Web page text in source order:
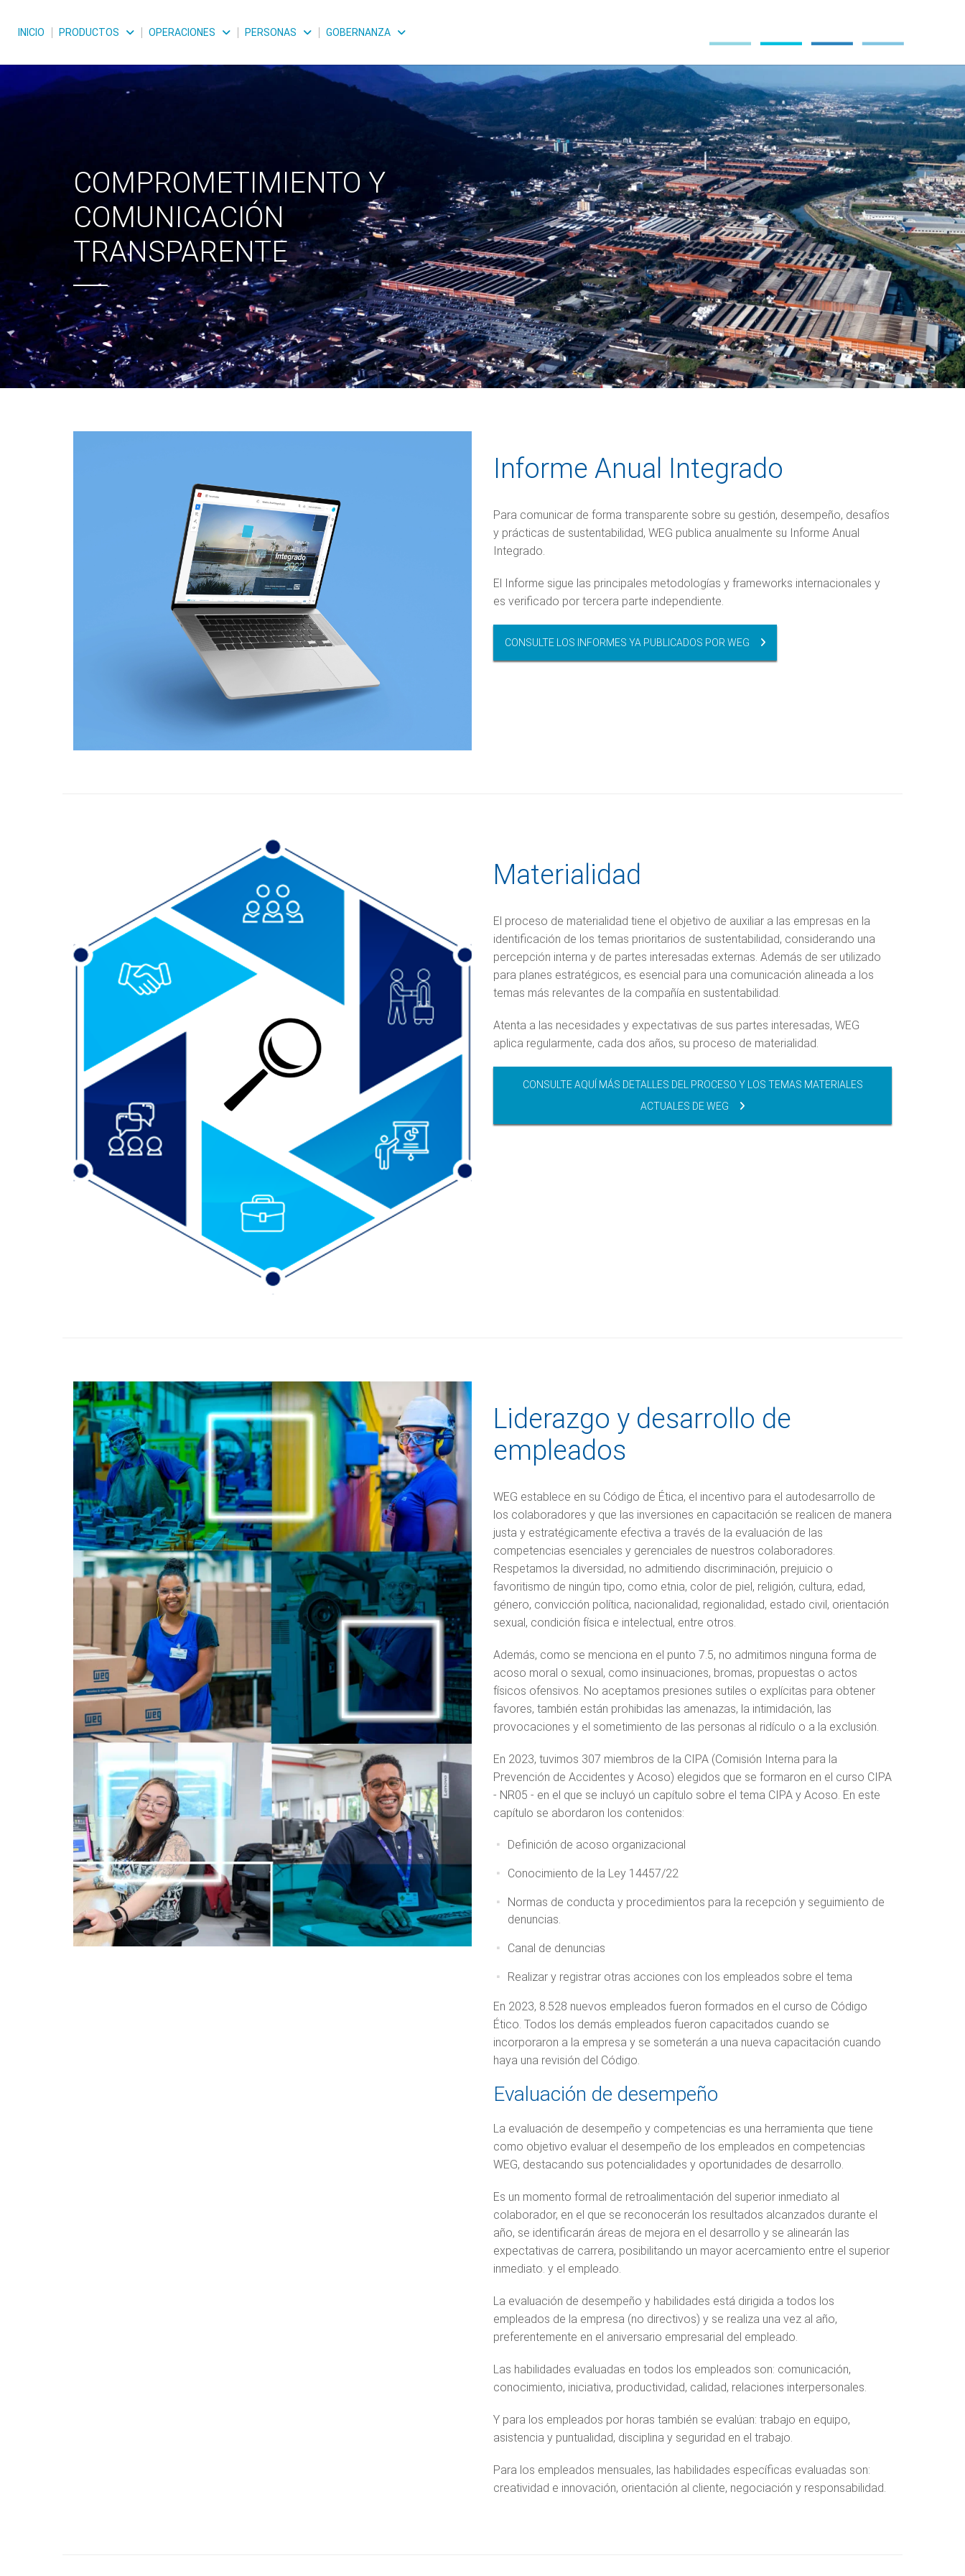
INICIO PRODUCTOS OPERACIONES PERSONAS GOBERNANZA
COMPROMETIMIENTO Y
COMUNICACIÓN
TRANSPARENTE
Informe Anual Integrado
Para comunicar de forma transparente sobre su gestión, desempeño, desafíos
y prácticas de sustentabilidad, WEG publica anualmente su Informe Anual
Integrado.
El Informe sigue las principales metodologías y frameworks internacionales y
es verificado por tercera parte independiente.
CONSULTE LOS INFORMES YA PUBLICADOS POR WEG
Materialidad
El proceso de materialidad tiene el objetivo de auxiliar a las empresas en la
identificación de los temas prioritarios de sustentabilidad, considerando una
percepción interna y de partes interesadas externas. Además de ser utilizado
para planes estratégicos, es esencial para una comunicación alineada a los
temas más relevantes de la compañía en sustentabilidad.
Atenta a las necesidades y expectativas de sus partes interesadas, WEG
aplica regularmente, cada dos años, su proceso de materialidad.
CONSULTE AQUÍ MÁS DETALLES DEL PROCESO Y LOS TEMAS MATERIALES
ACTUALES DE WEG
Liderazgo y desarrollo de
empleados
WEG establece en su Código de Ética, el incentivo para el autodesarrollo de
los colaboradores y que las inversiones en capacitación se realicen de manera
justa y estratégicamente efectiva a través de la evaluación de las
competencias esenciales y gerenciales de nuestros colaboradores.
Respetamos la diversidad, no admitiendo discriminación, prejuicio o
favoritismo de ningún tipo, como etnia, color de piel, religión, cultura, edad,
género, convicción política, nacionalidad, regionalidad, estado civil, orientación
sexual, condición física e intelectual, entre otros.
Además, como se menciona en el punto 7.5, no admitimos ninguna forma de
acoso moral o sexual, como insinuaciones, bromas, propuestas o actos
físicos ofensivos. No aceptamos presiones sutiles o explícitas para obtener
favores, también están prohibidas las amenazas, la intimidación, las
provocaciones y el sometimiento de las personas al ridículo o a la exclusión.
En 2023, tuvimos 307 miembros de la CIPA (Comisión Interna para la
Prevención de Accidentes y Acoso) elegidos que se formaron en el curso CIPA
- NR05 - en el que se incluyó un capítulo sobre el tema CIPA y Acoso. En este
capítulo se abordaron los contenidos:
Definición de acoso organizacional
Conocimiento de la Ley 14457/22
Normas de conducta y procedimientos para la recepción y seguimiento de
denuncias.
Canal de denuncias
Realizar y registrar otras acciones con los empleados sobre el tema
En 2023, 8.528 nuevos empleados fueron formados en el curso de Código
Ético. Todos los demás empleados fueron capacitados cuando se
incorporaron a la empresa y se someterán a una nueva capacitación cuando
haya una revisión del Código.
Evaluación de desempeño
La evaluación de desempeño y competencias es una herramienta que tiene
como objetivo evaluar el desempeño de los empleados en competencias
WEG, destacando sus potencialidades y oportunidades de desarrollo.
Es un momento formal de retroalimentación del superior inmediato al
colaborador, en el que se reconocerán los resultados alcanzados durante el
año, se identificarán áreas de mejora en el desarrollo y se alinearán las
expectativas de carrera, posibilitando un mayor acercamiento entre el superior
inmediato. y el empleado.
La evaluación de desempeño y habilidades está dirigida a todos los
empleados de la empresa (no directivos) y se realiza una vez al año,
preferentemente en el aniversario empresarial del empleado.
Las habilidades evaluadas en todos los empleados son: comunicación,
conocimiento, iniciativa, productividad, calidad, relaciones interpersonales.
Y para los empleados por horas también se evalúan: trabajo en equipo,
asistencia y puntualidad, disciplina y seguridad en el trabajo.
Para los empleados mensuales, las habilidades específicas evaluadas son:
creatividad e innovación, orientación al cliente, negociación y responsabilidad.